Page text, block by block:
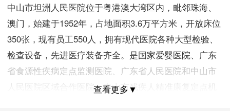
中山市坦洲人民医院位于粤港澳大湾区内，毗邻珠海、
澳门，始建于1952年，占地面积3.6万平方米，开放床位
350张，现有员工550人，拥有现代医院各种大型检验、
检查设备，先进医疗装备齐全。是国家爱婴医院、广东
省食源性疾病定点监测医院、广东省人民医院和中山市
人民医院区域合作医院、中山市残疾人精准康复定点机
查看更多▼